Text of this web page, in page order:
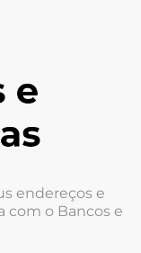
endereços e
com o Bancos e